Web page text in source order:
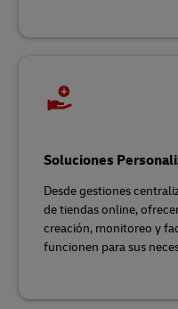
Soluciones
Desde gestiones
de tiendas online,
creación, monitoreo y
funcionen para sus